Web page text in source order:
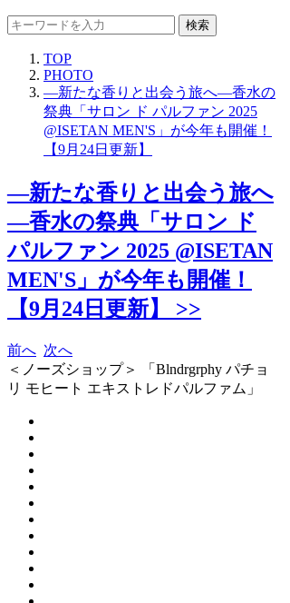
検索
TOP
PHOTO
―新たな香りと出会う旅へ―香水の
祭典「サロン ド パルファン 2025
@ISETAN MEN'S」が今年も開催！
【9月24日更新】
―新たな香りと出会う旅へ
―香水の祭典「サロン ド
パルファン 2025 @ISETAN
MEN'S」が今年も開催！
【9月24日更新】 >>
前へ 次へ
＜ノーズショップ＞ 「Blndrgrphy パチョ
リ モヒート エキストレドパルファム」